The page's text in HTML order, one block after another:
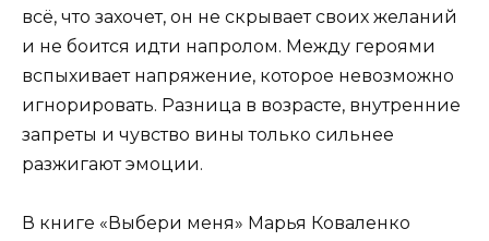
всё, что захочет, он не скрывает своих желаний
и не боится идти напролом. Между героями
вспыхивает напряжение, которое невозможно
игнорировать. Разница в возрасте, внутренние
запреты и чувство вины только сильнее
разжигают эмоции.
В книге «Выбери меня» Марья Коваленко